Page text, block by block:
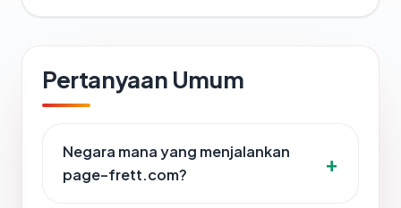
Pertanyaan Umum
Negara mana yang menjalankan
page-frett.com?